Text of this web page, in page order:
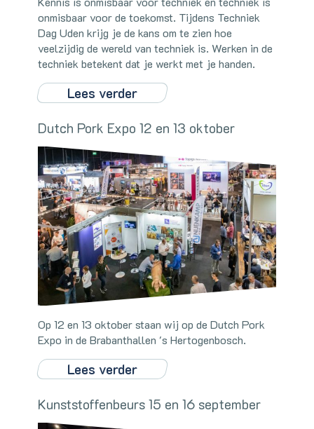
onmisbaar voor de toekomst. Tijdens Techniek
Dag Uden krijg je de kans om te zien hoe
veelzijdig de wereld van techniek is. Werken in de
techniek betekent dat je werkt met je handen.
Lees verder
Dutch Pork Expo 12 en 13 oktober
Op 12 en 13 oktober staan wij op de Dutch Pork
Expo in de Brabanthallen 's Hertogenbosch.
Lees verder
Kunststoffenbeurs 15 en 16 september